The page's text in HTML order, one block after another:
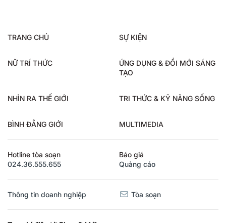
TRANG CHỦ SỰ KIỆN
NỮ TRÍ THỨC
ỨNG DỤNG & ĐỔI MỚI SÁNG
TẠO
NHÌN RA THẾ GIỚI TRI THỨC & KỸ NĂNG SỐNG
BÌNH ĐẲNG GIỚI MULTIMEDIA
Hotline tòa soạn
024.36.555.655
Báo giá
Quảng cáo
Thông tin doanh nghiệp Tòa soạn